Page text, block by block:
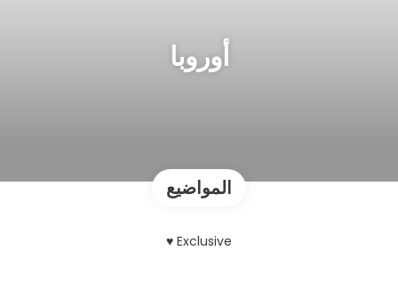
أوروبا
المواضيع
Exclusive ♥